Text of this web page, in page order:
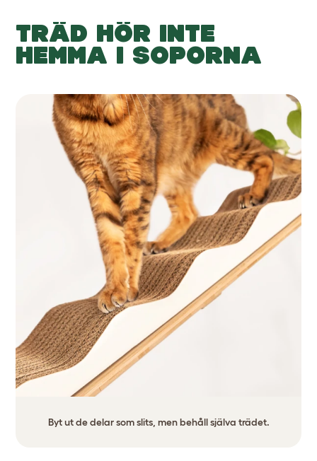
TRÄD HÖR INTE
HEMMA I SOPORNA
Byt ut de delar som slits, men behåll själva trädet.